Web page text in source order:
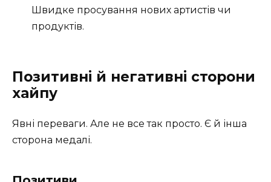
Швидке просування нових артистів чи
продуктів.
Позитивні й негативні сторони
хайпу
Явні переваги. Але не все так просто. Є й інша
сторона медалі.